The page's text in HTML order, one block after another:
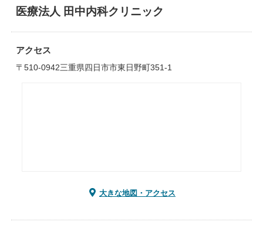
医療法人 田中内科クリニック
アクセス
〒510-0942三重県四日市市東日野町351-1
大きな地図・アクセス